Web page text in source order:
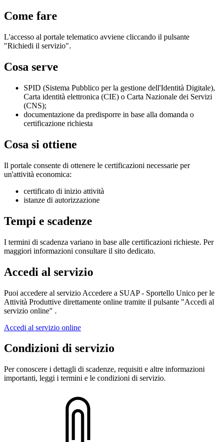
Come fare
L'accesso al portale telematico avviene cliccando il pulsante
"Richiedi il servizio".
Cosa serve
SPID (Sistema Pubblico per la gestione dell'Identità Digitale),
Carta identità elettronica (CIE) o Carta Nazionale dei Servizi
(CNS);
documentazione da predisporre in base alla domanda o
certificazione richiesta
Cosa si ottiene
Il portale consente di ottenere le certificazioni necessarie per
un'attività economica:
certificato di inizio attività
istanze di autorizzazione
Tempi e scadenze
I termini di scadenza variano in base alle certificazioni richieste. Per
maggiori informazioni consultare il sito dedicato.
Accedi al servizio
Puoi accedere al servizio Accedere a SUAP - Sportello Unico per le
Attività Produttive direttamente online tramite il pulsante "Accedi al
servizio online" .
Accedi al servizio online
Condizioni di servizio
Per conoscere i dettagli di scadenze, requisiti e altre informazioni
importanti, leggi i termini e le condizioni di servizio.